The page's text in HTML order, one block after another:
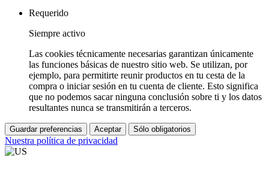
Requerido
Siempre activo
Las cookies técnicamente necesarias garantizan únicamente
las funciones básicas de nuestro sitio web. Se utilizan, por
ejemplo, para permitirte reunir productos en tu cesta de la
compra o iniciar sesión en tu cuenta de cliente. Esto significa
que no podemos sacar ninguna conclusión sobre ti y los datos
resultantes nunca se transmitirán a terceros.
Guardar preferencias Aceptar Sólo obligatorios
Nuestra política de privacidad